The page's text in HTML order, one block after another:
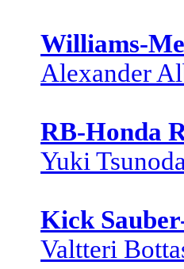
Williams-
Alexander
RB-Honda
Yuki Tsunoda
Kick
Valtteri